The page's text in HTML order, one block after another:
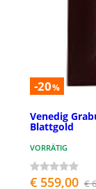
-20%
Venedig
Blattgold
VORRÄTIG
€ 559,00 €